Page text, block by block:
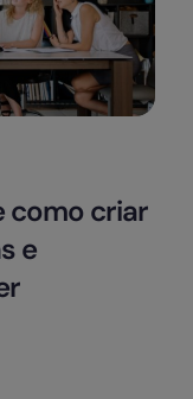
como criar
e